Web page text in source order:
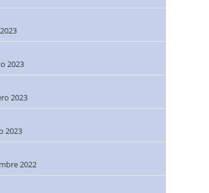
2023
2023
2023
2022